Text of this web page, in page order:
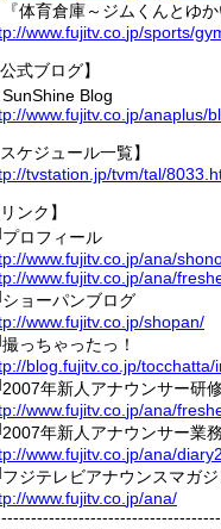
『体育倉庫～ジムくんとゆ
www.fujitv.co. jp/sports/
式ブログ】
SunShine Blog
www.fujitv.co. jp/anaplus/
ケジュール一覧】
tvstation.jp/tvm/tal/
ンク】
プロフィール
www.fujitv.co. jp/ana/
www.fujitv.co. jp/ana/
ショーパンブログ
www.fujitv.co. jp/shopan/
撮っちゃったっ！
blog.fujitv.co .jp/tocchatta/
2007年新人アナウンサー研
www.fujitv.co. jp/ana/
2007年新人アナウンサー業
www.fujitv.co. jp/ana/
フジテレビアナウンスマガジ
www.fujitv.co. jp/ana/